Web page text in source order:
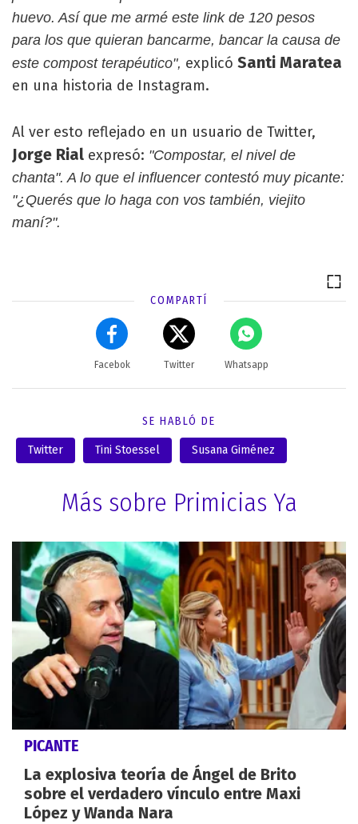
huevo. Así que me armé este link de 120 pesos
para los que quieran bancarme, bancar la causa de
este compost terapéutico", explicó Santi Maratea
en una historia de Instagram.
Al ver esto reflejado en un usuario de Twitter,
Jorge Rial expresó: "Compostar, el nivel de
chanta". A lo que el influencer contestó muy picante:
"¿Querés que lo haga con vos también, viejito
maní?".
COMPARTÍ
Facebok Twitter Whatsapp
SE HABLÓ DE
Twitter Tini Stoessel Susana Giménez
Más sobre Primicias Ya
PICANTE
La explosiva teoría de Ángel de Brito
sobre el verdadero vínculo entre Maxi
López y Wanda Nara